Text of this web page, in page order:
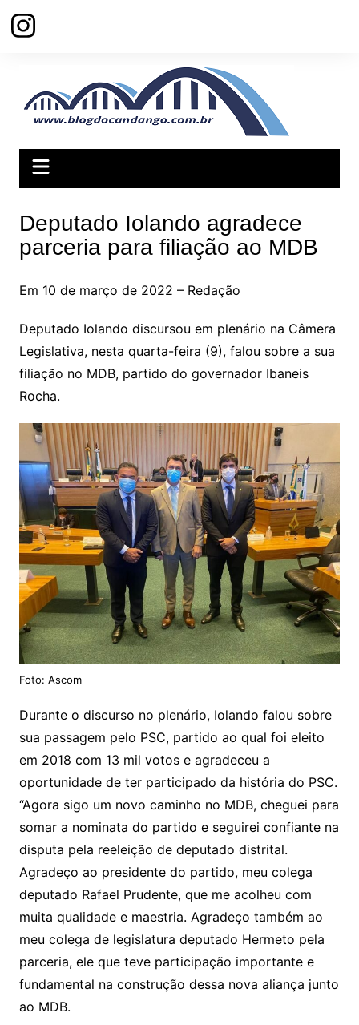
para
Deputado Iolando agradece
parceria para filiação ao MDB
Em 10 de março de 2022 – Redação
Deputado Iolando discursou em plenário na Câmera
Legislativa, nesta quarta-feira (9), falou sobre a sua
filiação no MDB, partido do governador Ibaneis
Rocha.
Foto: Ascom
Durante o discurso no plenário, Iolando falou sobre
sua passagem pelo PSC, partido ao qual foi eleito
em 2018 com 13 mil votos e agradeceu a
oportunidade de ter participado da história do PSC.
“Agora sigo um novo caminho no MDB, cheguei para
somar a nominata do partido e seguirei confiante na
disputa pela reeleição de deputado distrital.
Agradeço ao presidente do partido, meu colega
deputado Rafael Prudente, que me acolheu com
muita qualidade e maestria. Agradeço também ao
meu colega de legislatura deputado Hermeto pela
parceria, ele que teve participação importante e
fundamental na construção dessa nova aliança junto
ao MDB.